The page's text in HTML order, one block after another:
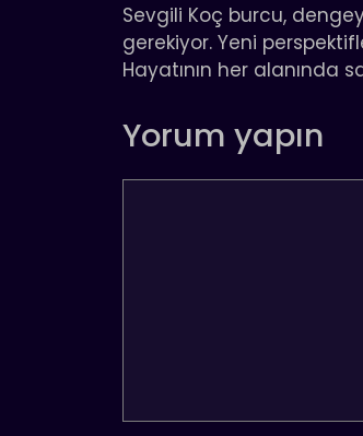
Sevgili Koç burcu,
gerekiyor. Yeni
Hayatının her alanında
Yorum yapın